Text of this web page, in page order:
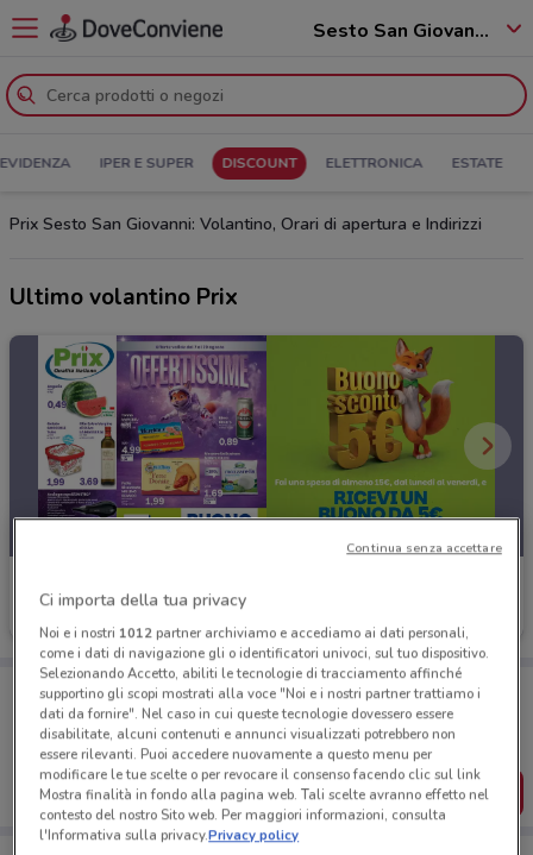
Sesto San Giovanni - 20099
IPER E SUPER DISCOUNT ELETTRONICA ESTATE
Prix Sesto San Giovanni: Volantino, Orari di apertura e Indirizzi
Ultimo volantino Prix
Porta DoveConviene sempre con te!
Puoi trovare le migliori offerte dei negozi vicino a te,
salvarle e creare la tua lista del risparmio, comodamente
dal tuo cellulare.
SCARICA L’APP
Ci importa della tua privacy
Noi e i nostri 1012partner archiviamo e accediamo ai dati personali,
come i dati di navigazione gli o identificatori univoci, sul tuo dispositivo.
Selezionando Accetto, abiliti le tecnologie di tracciamento affinché
supportino gli scopi mostrati alla voce "Noi e i nostri partner trattiamo i
dati da fornire". Nel caso in cui queste tecnologie dovessero essere
disabilitate, alcuni contenuti e annunci visualizzati potrebbero non
essere rilevanti. Puoi accedere nuovamente a questo menu per
modificare le tue scelte o per revocare il consenso facendo clic sul link
Mostra finalità in fondo alla pagina web. Tali scelte avranno effetto nel
contesto del nostro Sito web. Per maggiori informazioni, consulta
l'Informativa sulla privacy.Privacy policy
Continua senza accettare